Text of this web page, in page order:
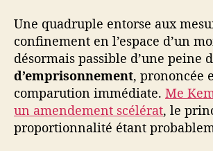
Une quadruple entorse aux
confinement en l’espace d’un
désormais passible d’une peine
d’emprisonnement, prononcée
comparution immédiate. Me
un amendement scélérat, le
proportionnalité étant